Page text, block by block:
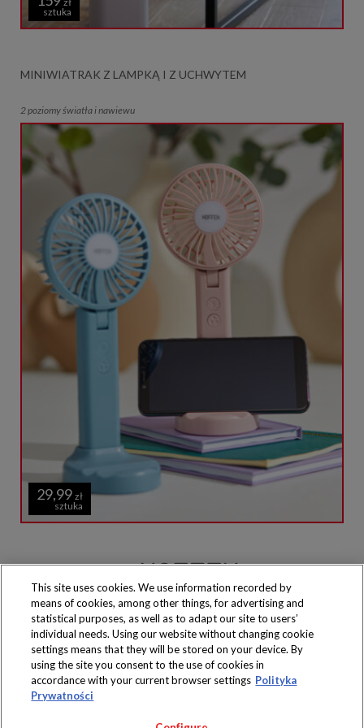
sztuka
MINIWIATRAK Z LAMPKĄ I Z UCHWYTEM
2 poziomy światła i nawiewu
29,99 zł
sztuka
Produkty dostępne
wyłącznie w sklepach
Copyright 2019 Jeronimo Martins Polska S.A.
This site uses cookies. We use information recorded by
means of cookies, among other things, for advertising and
statistical purposes, as well as to adapt our site to users’
individual needs. Using our website without changing cookie
settings means that they will be stored on your device. By
using the site you consent to the use of cookies in
accordance with your current browser settings Polityka
Prywatności